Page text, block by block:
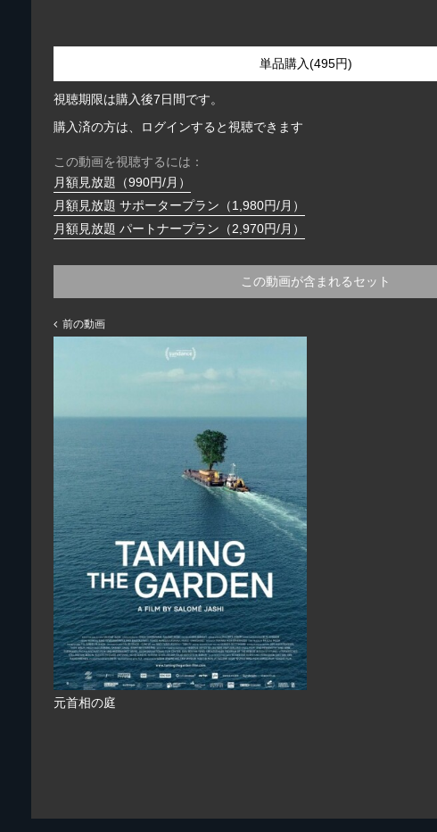
単品購入(495円)
視聴期限は購入後7日間です。
購入済の方は、ログインすると視聴できます
この動画を視聴するには：
月額見放題（990円/月）
月額見放題 サポータープラン（1,980円/月）
月額見放題 パートナープラン（2,970円/月）
この動画が含まれるセット
前の動画
元首相の庭